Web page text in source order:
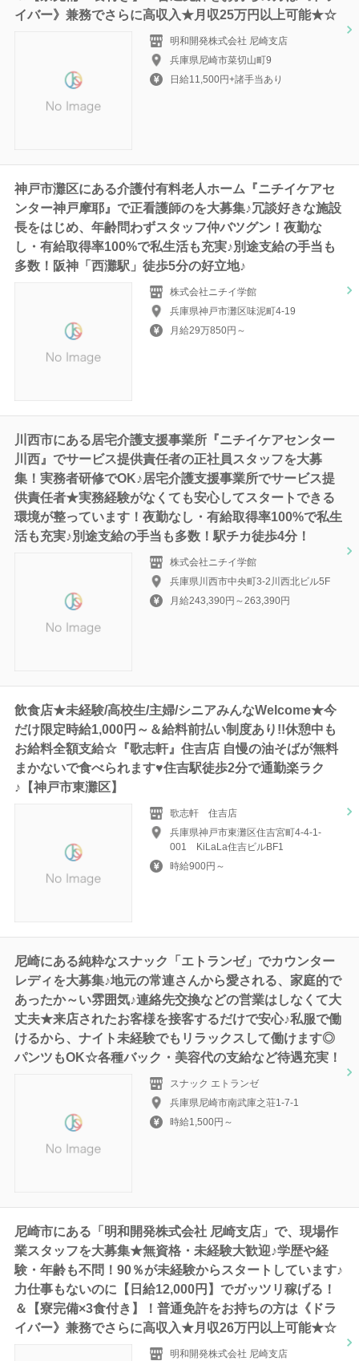
イバー》兼務でさらに高収入★月収25万円以上可能★☆
明和開発株式会社 尼崎支店
兵庫県尼崎市菜切山町9
日給11,500円+諸手当あり
神戸市灘区にある介護付有料老人ホーム『ニチイケアセ
ンター神戸摩耶』で正看護師のを大募集♪冗談好きな施設
長をはじめ、年齢問わずスタッフ仲バツグン！夜勤な
し・有給取得率100%で私生活も充実♪別途支給の手当も
多数！阪神「西灘駅」徒歩5分の好立地♪
株式会社ニチイ学館
兵庫県神戸市灘区味泥町4-19
月給29万850円～
川西市にある居宅介護支援事業所『ニチイケアセンター
川西』でサービス提供責任者の正社員スタッフを大募
集！実務者研修でOK♪居宅介護支援事業所でサービス提
供責任者★実務経験がなくても安心してスタートできる
環境が整っています！夜勤なし・有給取得率100%で私生
活も充実♪別途支給の手当も多数！駅チカ徒歩4分！
株式会社ニチイ学館
兵庫県川西市中央町3-2川西北ビル5F
月給243,390円～263,390円
飲食店★未経験/高校生/主婦/シニアみんなWelcome★今
だけ限定時給1,000円～＆給料前払い制度あり!!休憩中も
お給料全額支給☆『歌志軒』住吉店 自慢の油そばが無料
まかないで食べられます♥住吉駅徒歩2分で通勤楽ラク
♪【神戸市東灘区】
歌志軒 住吉店
兵庫県神戸市東灘区住吉宮町4-4-1-
001 KiLaLa住吉ビルBF1
時給900円～
尼崎にある純粋なスナック「エトランゼ」でカウンター
レディを大募集♪地元の常連さんから愛される、家庭的で
あったか～い雰囲気♪連絡先交換などの営業はしなくて大
丈夫★来店されたお客様を接客するだけで安心♪私服で働
けるから、ナイト未経験でもリラックスして働けます◎
パンツもOK☆各種バック・美容代の支給など待遇充実！
スナック エトランゼ
兵庫県尼崎市南武庫之荘1-7-1
時給1,500円～
尼崎市にある「明和開発株式会社 尼崎支店」で、現場作
業スタッフを大募集★無資格・未経験大歓迎♪学歴や経
験・年齢も不問！90％が未経験からスタートしています♪
力仕事もないのに【日給12,000円】でガッツリ稼げる！
＆【寮完備×3食付き】！普通免許をお持ちの方は《ドラ
イバー》兼務でさらに高収入★月収26万円以上可能★☆
明和開発株式会社 尼崎支店